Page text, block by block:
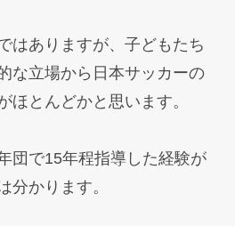
はありますが、子どもたち
な立場から日本サッカーの
ほとんどかと思います。
団で15年程指導した経験が
分かります。